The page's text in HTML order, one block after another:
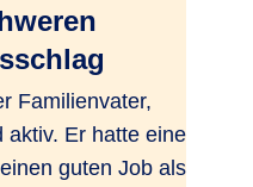
Familienvater,
aktiv. Er hatte eine
guten Job als